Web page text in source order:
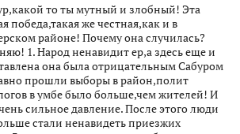
то ты мутный и злобный! Эта
победа,такая же честная,как и в
районе! Почему она случилась?
1. Народ ненавидит ер,а здесь еще и
она была отрицательным Сабуром
прошли выборы в район,полит
в умбе было больше,чем жителей! И
сильное давление. После этого люди
стали ненавидеть приезжих